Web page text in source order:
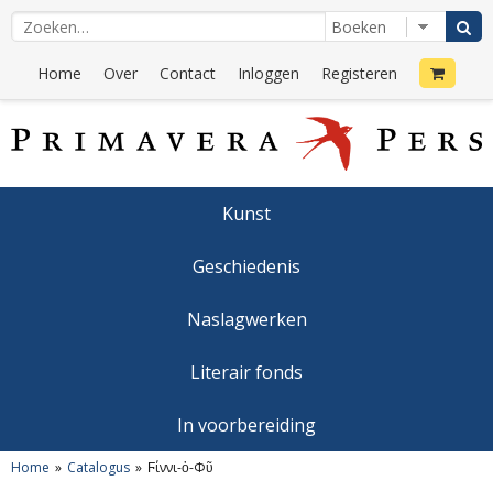
Home Over Contact Inloggen Registeren
Kunst
Geschiedenis
Naslagwerken
Literair fonds
In voorbereiding
Home Catalogus Ϝίννι-ὁ-Φῦ